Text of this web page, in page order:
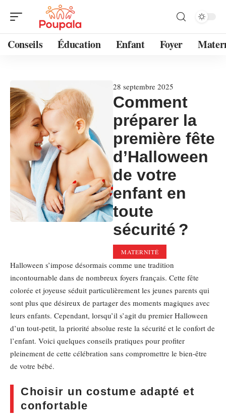
Conseils Éducation Enfant Foyer
28 septembre 2025
Comment
préparer la
première fête
d’Halloween
de votre
enfant en
toute
sécurité ?
MATERNITÉ
Halloween s’impose désormais comme une tradition
incontournable dans de nombreux foyers français. Cette fête
colorée et joyeuse séduit particulièrement les jeunes parents qui
sont plus que désireux de partager des moments magiques avec
leurs enfants. Cependant, lorsqu’il s’agit du premier Halloween
d’un tout-petit, la priorité absolue reste la sécurité et le confort de
l’enfant. Voici quelques conseils pratiques pour profiter
pleinement de cette célébration sans compromettre le bien-être
de votre bébé.
Choisir un costume adapté et
confortable